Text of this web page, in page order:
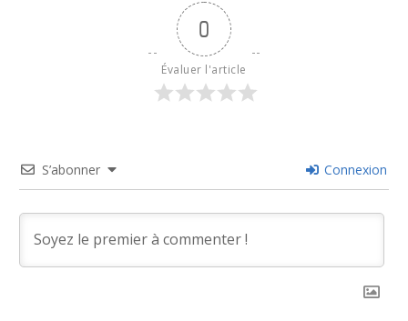
0
Évaluer l'article
S’abonner Connexion